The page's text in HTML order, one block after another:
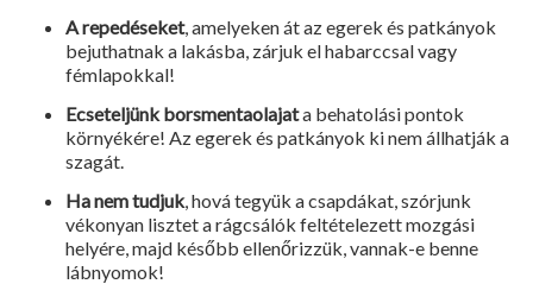
A repedéseket, amelyeken át az egerek és patkányok
bejuthatnak a lakásba, zárjuk el habarccsal vagy
fémlapokkal!
Ecseteljünk borsmentaolajata behatolási pontok
környékére! Az egerek és patkányok ki nem állhatják a
szagát.
Ha nem tudjuk, hová tegyük a csapdákat, szórjunk
vékonyan lisztet a rágcsálók feltételezett mozgási
helyére, majd később ellenőrizzük, vannak-e benne
lábnyomok!